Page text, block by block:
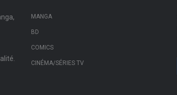
MANGA
BD
COMICS
CINÉMA/SÉRIES TV